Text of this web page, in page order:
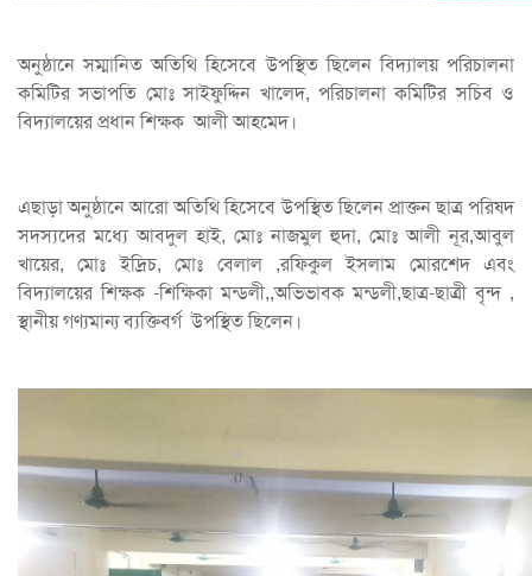
অনুষ্ঠানে সম্মানিত অতিথি হিসেবে উপস্থিত ছিলেন বিদ্যালয় পরিচালনা
কমিটির সভাপতি মোঃ সাইফুদ্দিন খালেদ, পরিচালনা কমিটির সচিব ও
বিদ্যালয়ের প্রধান শিক্ষক আলী আহমেদ।
এছাড়া অনুষ্ঠানে আরো অতিথি হিসেবে উপস্থিত ছিলেন প্রাক্তন ছাত্র পরিষদ
সদস্যদের মধ্যে আবদুল হাই, মোঃ নাজমুল হুদা, মোঃ আলী নূর,আবুল
খায়ের, মোঃ ইদ্রিচ, মোঃ বেলাল ,রফিকুল ইসলাম মোরশেদ এবং
বিদ্যালয়ের শিক্ষক -শিক্ষিকা মন্ডলী,,অভিভাবক মন্ডলী,ছাত্র-ছাত্রী বৃন্দ ,
স্থানীয় গণ্যমান্য ব্যক্তিবর্গ উপস্থিত ছিলেন।